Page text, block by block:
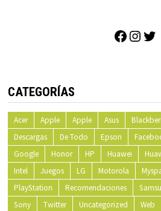
CATEGORÍAS
Acer Apple Apple Asus
Descargas
De Todo Epson
Google
Honor HP Huawei
Intel
Juegos LG Motorola
PlayStation
Recomendaciones
Sony
Twitter Uncategorized Web